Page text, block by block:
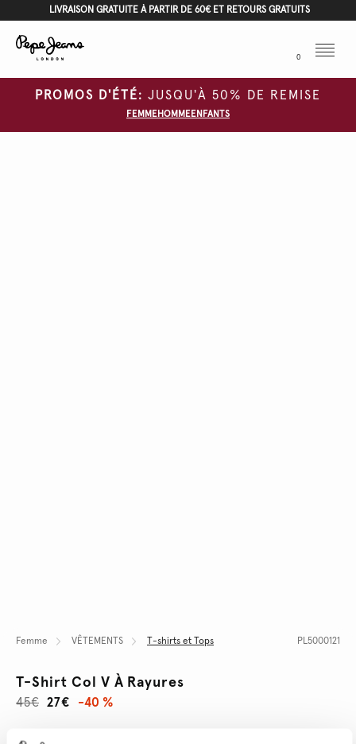
LIVRAISON GRATUITE À PARTIR DE 60€ ET RETOURS GRATUITS
0
Menu
PROMOS D'ÉTÉ: JUSQU'À 50% DE REMISE
FEMMEHOMMEENFANTS
Femme VÊTEMENTS T-shirts et Tops PL5000121
T-Shirt Col V À Rayures
27€
45€ -40 %